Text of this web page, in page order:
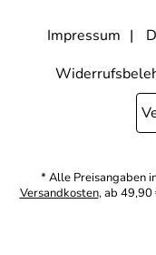
Impressum
* Alle Preisangaben
Versandkosten, ab